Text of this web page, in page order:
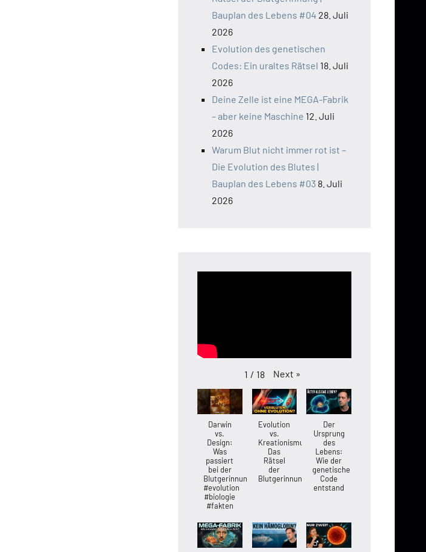
Bauplan des Lebens #04 28. Juli
2026
Evolution des genetischen
Codes: Ein uraltes Rätsel 18. Juli
2026
Deine Zelle ist eine MEGA-Fabrik
– aber keine Maschine 12. Juli
2026
Warum Blut nicht immer rot ist –
Die Evolution des Blutes |
Bauplan des Lebens #03 8. Juli
2026
1 / 18 Next »
Darwin
vs.
Design:
Was
passiert
bei der
Blutgerinnung?
#evolution
#biologie
#fakten
Evolution
vs.
Kreationismus:
Das
Rätsel
der
Blutgerinnung
Der
Ursprung
des
Lebens:
Wie der
genetische
Code
entstand